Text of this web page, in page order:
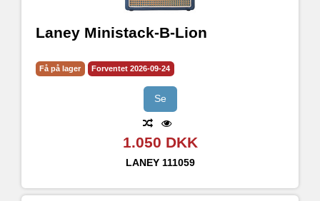
Laney Ministack-B-Lion
Få på lager Forventet 2026-09-24
Se
1.050 DKK
LANEY 111059